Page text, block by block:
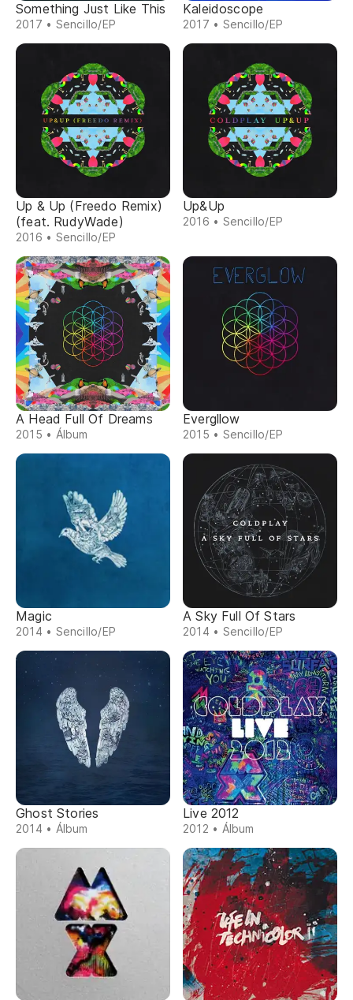
Something Just Like This
2017 • Sencillo/EP
Kaleidoscope
2017 • Sencillo/EP
Up & Up (Freedo Remix)
(feat. RudyWade)
2016 • Sencillo/EP
Up&Up
2016 • Sencillo/EP
A Head Full Of Dreams
2015 • Álbum
Evergllow
2015 • Sencillo/EP
Magic
2014 • Sencillo/EP
A Sky Full Of Stars
2014 • Sencillo/EP
Ghost Stories
2014 • Álbum
Live 2012
2012 • Álbum